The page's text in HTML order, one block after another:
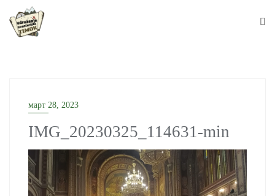
content
март 28, 2023
IMG_20230325_114631-min